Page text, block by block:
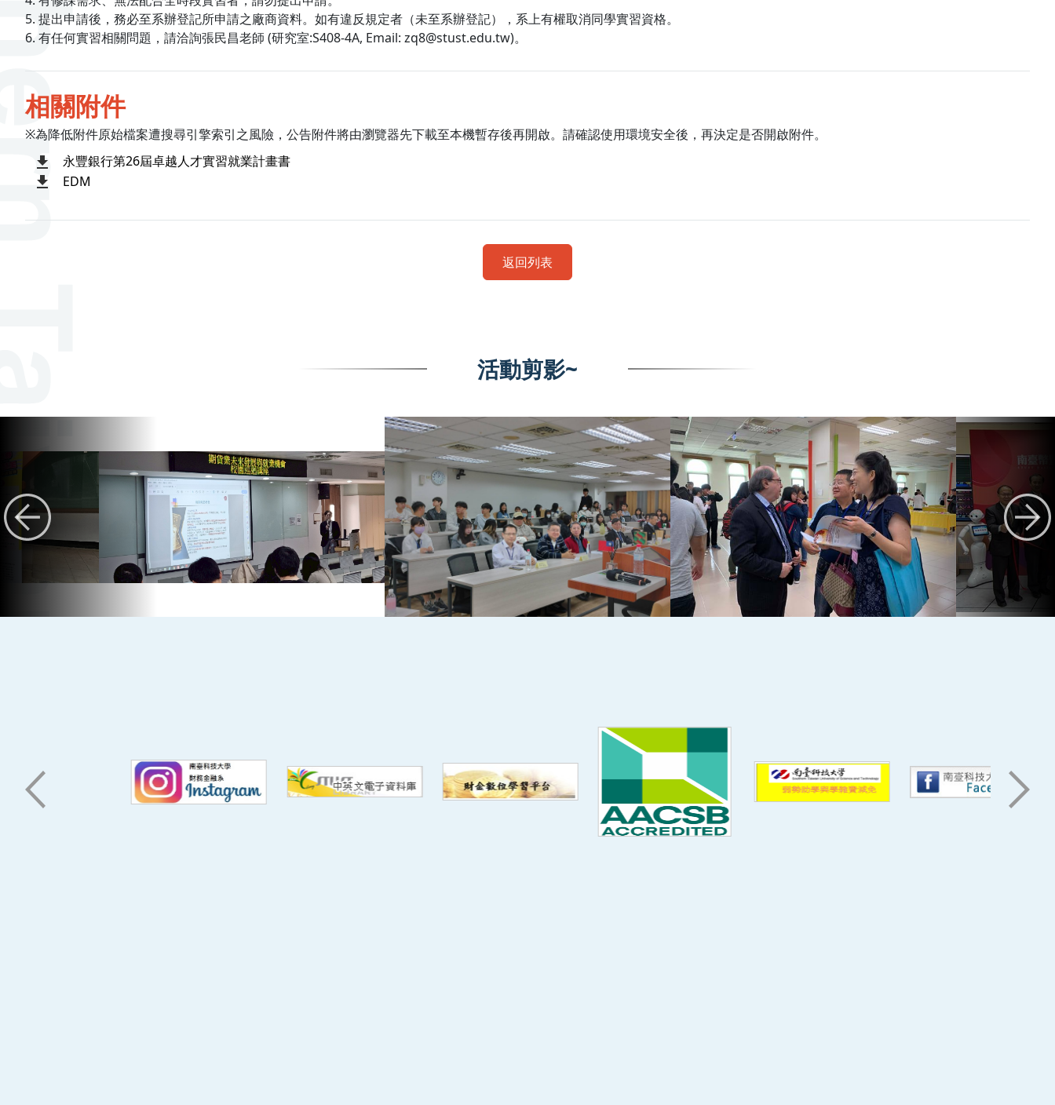
5. 提出申請後，務必至系辦登記所申請之廠商資料。如有違反規定者（未至系辦登記），系上有權取消同學實習資格。
6. 有任何實習相關問題，請洽詢張民昌老師 (研究室:S408-4A, Email: zq8@stust.edu.tw)。
相關附件
※為降低附件原始檔案遭搜尋引擎索引之風險，公告附件將由瀏覽器先下載至本機暫存後再開啟。請確認使用環境安全後，再決定是否開啟附件。
永豐銀行第26屆卓越人才實習就業計畫書
EDM
返回列表
活動剪影~